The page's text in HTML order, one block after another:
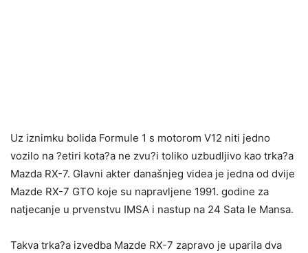
Uz iznimku bolida Formule 1 s motorom V12 niti jedno
vozilo na ?etiri kota?a ne zvu?i toliko uzbudljivo kao trka?a
Mazda RX-7. Glavni akter današnjeg videa je jedna od dvije
Mazde RX-7 GTO koje su napravljene 1991. godine za
natjecanje u prvenstvu IMSA i nastup na 24 Sata le Mansa.
Takva trka?a izvedba Mazde RX-7 zapravo je uparila dva